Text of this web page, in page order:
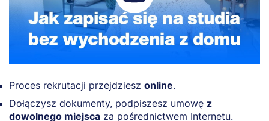
Proces rekrutacji przejdziesz online.
Dołączysz dokumenty, podpiszesz umowę z
dowolnego miejsca za pośrednictwem Internetu.